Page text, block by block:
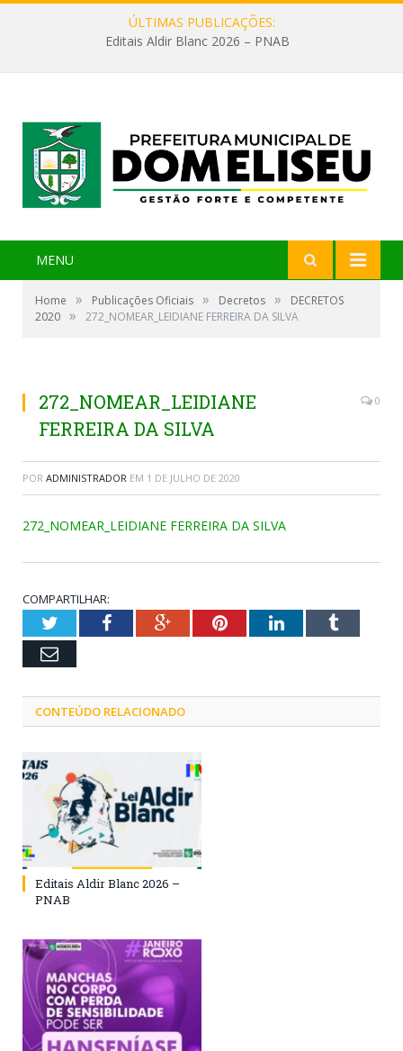
ÚLTIMAS PUBLICAÇÕES:
Editais Aldir Blanc 2026 – PNAB
MENU
Home » Publicações Oficiais » Decretos »
DECRETOS
2020 » 272_NOMEAR_LEIDIANE FERREIRA DA SILVA
272_NOMEAR_LEIDIANE
FERREIRA DA SILVA
0
POR ADMINISTRADOR EM 1 DE JULHO DE 2020
272_NOMEAR_LEIDIANE FERREIRA DA SILVA
COMPARTILHAR:
TwitterFacebookGoogle+PinterestLinkedInTumblr
Email
CONTEÚDO RELACIONADO
Editais Aldir Blanc 2026 –
PNAB